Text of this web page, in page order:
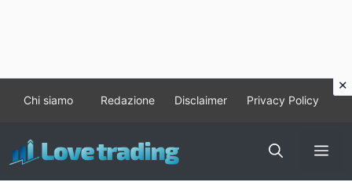
contenuto
Chi siamo Redazione Disclaimer Privacy Policy